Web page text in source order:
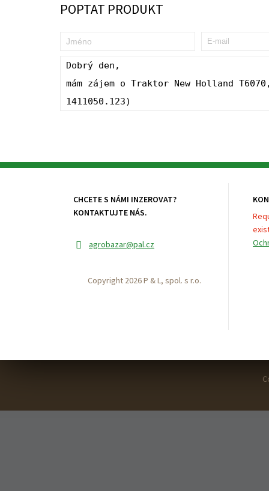
POPTAT PRODUKT
CHCETE S NÁMI INZEROVAT?
KONTAKTUJTE NÁS.
agrobazar@pal.cz
Copyright 2026 P & L, spol. s r.o.